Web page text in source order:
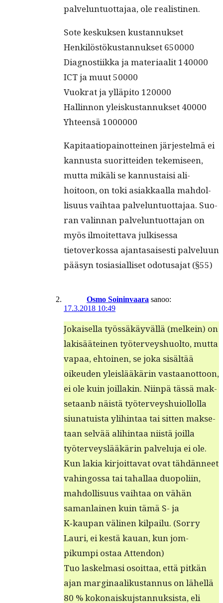
palvelun­tuot­ta­jaa, ole realistinen.
Sote keskuk­sen kustannukset
Henkilöstökus­tan­nuk­set 650000
Diag­nos­ti­ik­ka ja mate­ri­aalit 140000
ICT ja muut 50000
Vuokrat ja ylläpi­to 120000
Hallinnon yleiskus­tan­nuk­set 40000
Yhteen­sä 1000000
Kap­i­taa­tiopain­ot­teinen jär­jestelmä ei
kan­nus­ta suorit­tei­den tekemiseen,
mut­ta mikäli se kan­nus­taisi ali­
hoitoon, on toki asi­akkaal­la mah­dol­
lisu­us vai­h­taa palvelun­tuot­ta­jaa. Suo­
ran valin­nan palvelun­tuot­ta­jan on
myös ilmoitet­ta­va julkises­sa
tietoverkos­sa ajan­ta­sais­es­ti palvelu­un
pääsyn tosi­asial­liset odotusa­jat (§55)
Osmo Soininvaara sanoo:
17.3.2018 10:49
Jokaisel­la työssäkäyväl­lä (melkein) on
lak­isääteinen työter­veyshuolto, mut­ta
vapaa, ehtoinen, se joka sisältää
oikeu­den yleis­lääkärin vas­taan­ot­toon,
ei ole kuin joil­lakin. Niin­pä tässä mak­
se­taanb näistä työter­veyshuiol­lol­la
siu­na­tu­ista yli­hin­taa tai sit­ten mak­se­
taan selvää ali­hin­taa niistä joil­la
työter­veyslääkärin palvelu­ja ei ole.
Kun lakia kir­joit­ta­vat ovat tähdän­neet
vahin­gos­sa tai tahal­laa duop­o­li­in,
mah­dol­lisu­us vai­h­taa on vähän
saman­lainen kuin tämä S- ja
K‑kaupan väli­nen kil­pailu. (Sor­ry
Lau­ri, ei kestä kauan, kun jom­
pikumpi ostaa Attendon)
Tuo laskel­masi osoit­taa, että pitkän
ajan mar­gin­aa­likus­tan­nus on lähel­lä
80 % kokon­aisku­js­tan­nuk­sista, eli